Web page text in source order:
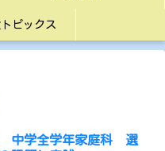
ピックス
中学全学年家庭科 選